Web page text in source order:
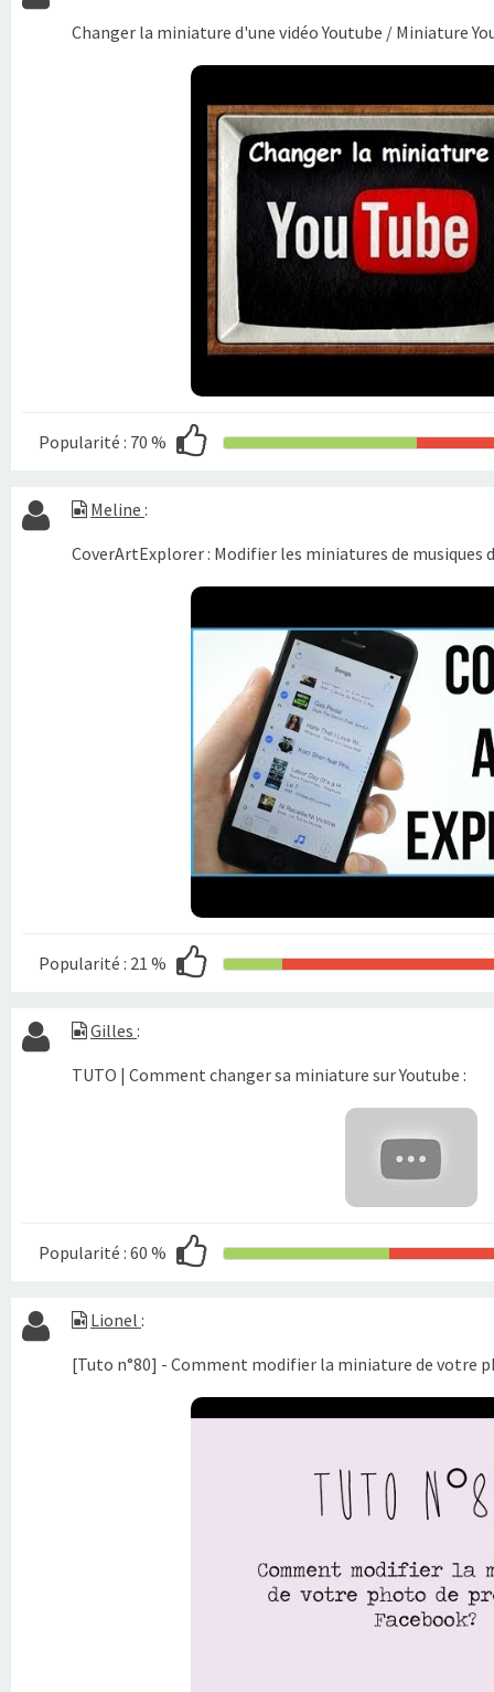
Changer la miniature d'une vidéo Youtube / Miniature
Popularité : 70 %
Meline :
CoverArtExplorer : Modifier les miniatures de musiques
Popularité : 21 %
Gilles :
TUTO | Comment changer sa miniature sur Youtube :
Popularité : 60 %
Lionel :
[Tuto n°80] - Comment modifier la miniature de votre